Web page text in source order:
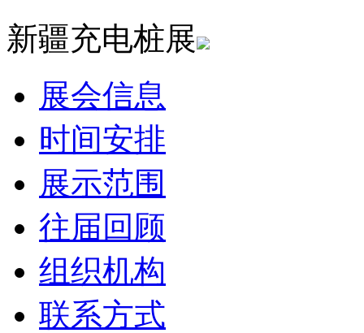
新疆充电桩展
展会信息
时间安排
展示范围
往届回顾
组织机构
联系方式